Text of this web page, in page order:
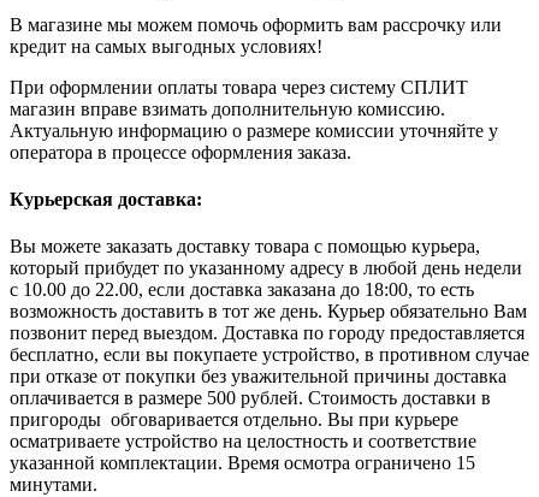
В магазине мы можем помочь оформить вам рассрочку или
кредит на самых выгодных условиях!
При оформлении оплаты товара через систему СПЛИТ
магазин вправе взимать дополнительную комиссию.
Актуальную информацию о размере комиссии уточняйте у
оператора в процессе оформления заказа.
Курьерская доставка:
Вы можете заказать доставку товара с помощью курьера,
который прибудет по указанному адресу в любой день недели
с 10.00 до 22.00, если доставка заказана до 18:00, то есть
возможность доставить в тот же день. Курьер обязательно Вам
позвонит перед выездом. Доставка по городу предоставляется
бесплатно, если вы покупаете устройство, в противном случае
при отказе от покупки без уважительной причины доставка
оплачивается в размере 500 рублей. Стоимость доставки в
пригороды обговаривается отдельно. Вы при курьере
осматриваете устройство на целостность и соответствие
указанной комплектации. Время осмотра ограничено 15
минутами.